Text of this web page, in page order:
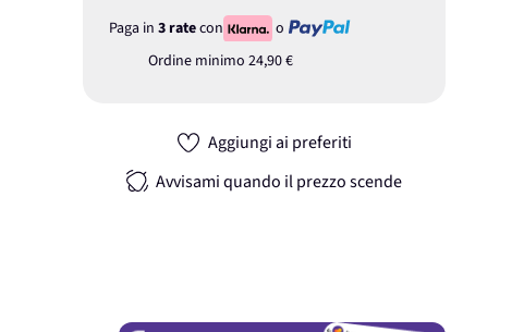
Paga in 3 ratecon
o
Ordine minimo 24,90 €
Aggiungi ai preferiti
Avvisami quando il prezzo scende